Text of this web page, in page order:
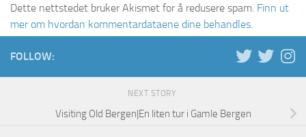
Dette nettstedet bruker Akismet for å redusere spam. Finn ut
mer om hvordan kommentardataene dine behandles.
FOLLOW:
NEXT STORY
Visiting Old Bergen|En liten tur i Gamle Bergen